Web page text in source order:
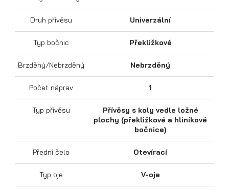
Sklápěcí přívěsy
Druh přívěsu Univerzální
Typ bočnic Překližkové
Brzděný/Nebrzděný Nebrzděný
Počet náprav 1
Typ přívěsu
Přívěsy s koly vedle ložné
plochy (překližkové a hliníkové
bočnice)
Přední čelo Otevírací
Typ oje V-oje